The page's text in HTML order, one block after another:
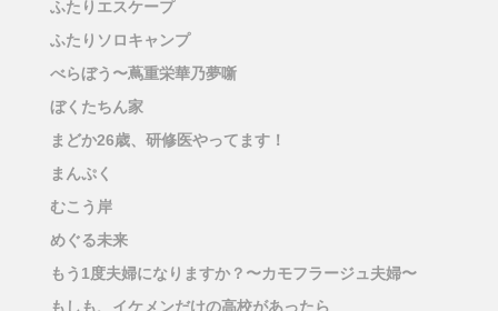
ふたりエスケープ
ふたりソロキャンプ
べらぼう〜蔦重栄華乃夢噺
ぼくたちん家
まどか26歳、研修医やってます！
まんぷく
むこう岸
めぐる未来
もう1度夫婦になりますか？〜カモフラージュ夫婦〜
もしも、イケメンだけの高校があったら